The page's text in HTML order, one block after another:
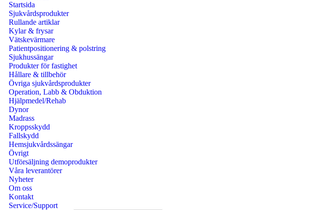
Startsida
Sjukvårdsprodukter
Rullande artiklar
Kylar & frysar
Vätskevärmare
Patientpositionering & polstring
Sjukhussängar
Produkter för fastighet
Hållare & tillbehör
Övriga sjukvårdsprodukter
Operation, Labb & Obduktion
Hjälpmedel/Rehab
Dynor
Madrass
Kroppsskydd
Fallskydd
Hemsjukvårdssängar
Övrigt
Utförsäljning demoprodukter
Våra leverantörer
Nyheter
Om oss
Kontakt
Service/Support